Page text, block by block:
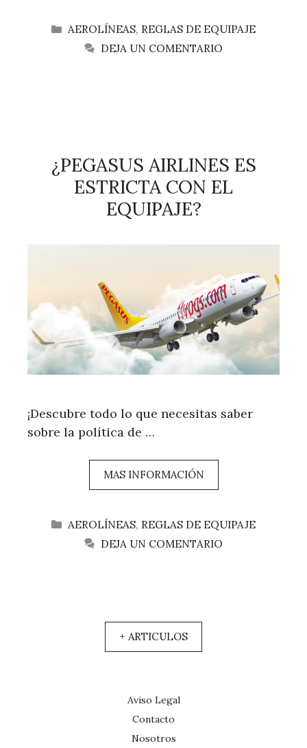
CATEGORÍAS
AEROLÍNEAS, REGLAS DE EQUIPAJE
DEJA UN COMENTARIO
¿PEGASUS AIRLINES ES
ESTRICTA CON EL
EQUIPAJE?
¡Descubre todo lo que necesitas saber
sobre la política de …
MAS INFORMACIÓN
CATEGORÍAS
AEROLÍNEAS, REGLAS DE EQUIPAJE
DEJA UN COMENTARIO
+ ARTICULOS
Aviso Legal
Contacto
Nosotros